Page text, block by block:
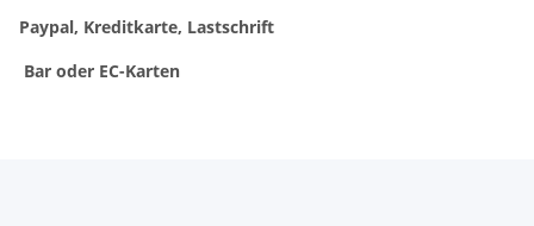
Paypal, Kreditkarte, Lastschrift
Bar oder EC-Karten